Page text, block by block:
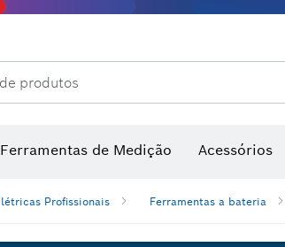
produtos
Ferramentas de Medição Acessórios
Profissionais Ferramentas a bateria